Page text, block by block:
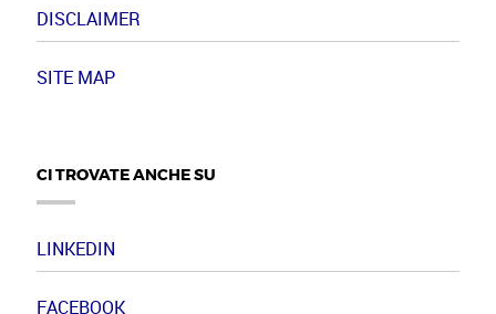
DISCLAIMER
SITE MAP
CI TROVATE ANCHE SU
LINKEDIN
FACEBOOK